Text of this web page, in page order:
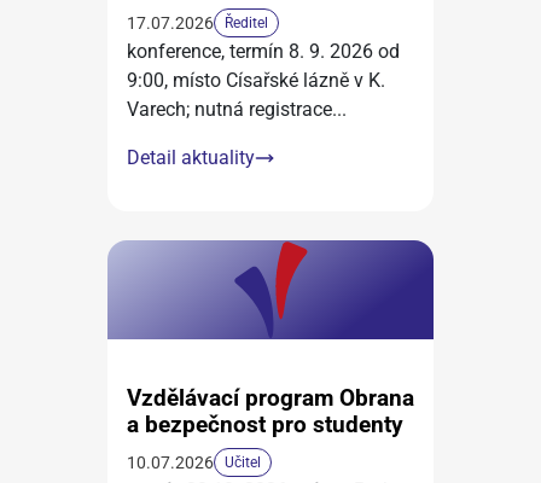
17.07.2026 Ředitel
konference, termín 8. 9. 2026 od
9:00, místo Císařské lázně v K.
Varech; nutná registrace...
Detail aktuality
Vzdělávací program Obrana
a bezpečnost pro studenty
10.07.2026 Učitel